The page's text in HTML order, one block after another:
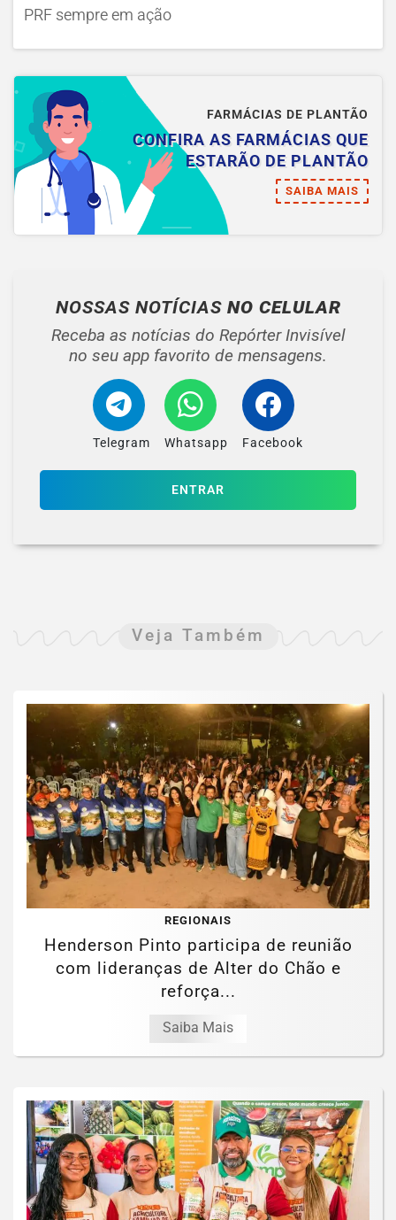
PRF sempre em ação
FARMÁCIAS DE PLANTÃO
CONFIRA AS FARMÁCIAS QUE
ESTARÃO DE PLANTÃO
SAIBA MAIS
NOSSAS NOTÍCIAS NO CELULAR
Receba as notícias do Repórter Invisível
no seu app favorito de mensagens.
Telegram Whatsapp Facebook
ENTRAR
Veja Também
REGIONAIS
Henderson Pinto participa de reunião
com lideranças de Alter do Chão e
reforça...
Saiba Mais